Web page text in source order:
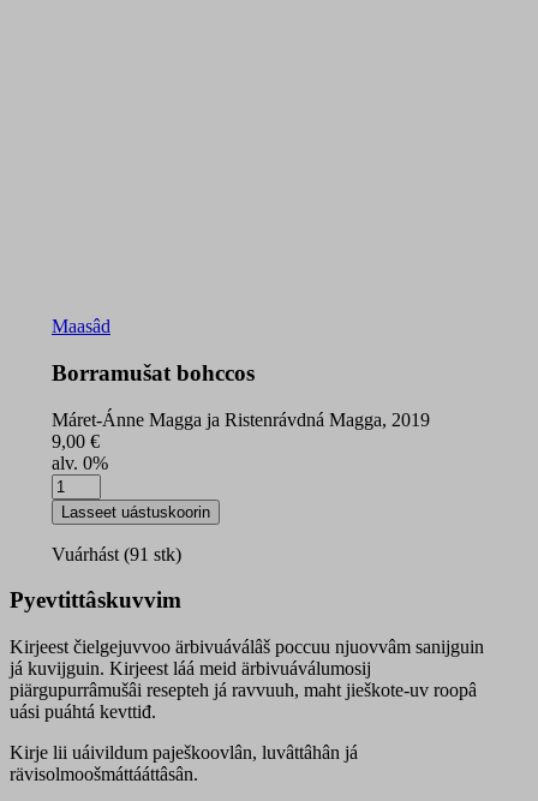
Maasâd
Borramušat bohccos
Máret-Ánne Magga ja Ristenrávdná Magga, 2019
9,00 €
alv. 0%
Borramušat
bohccos
quantity
Lasseet uástuskoorin
Vuárhást (91 stk)
Pyevtittâskuvvim
Kirjeest čielgejuvvoo ärbivuáválâš poccuu njuovvâm sanijguin
já kuvijguin. Kirjeest láá meid ärbivuáválumosij
piärgupurrâmušâi resepteh já ravvuuh, maht jieškote-uv roopâ
uási puáhtá kevttiđ.
Kirje lii uáivildum paješkoovlân, luvâttâhân já
rävisolmoošmáttááttâsân.